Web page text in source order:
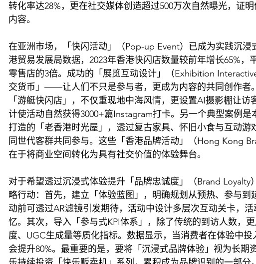
转化率达28%，更在社交媒体创造超过500万次自然曝光，证
内容。
在亚洲市场，「快闪活动」（Pop-up Event）已成为实践沉
港贸易发展局数据，2023年香港快闪店数量较前年增长65%，
零售店的3倍。成功的「展览互动设计」（Exhibition
交货币」——让人们不只是参与者，更成为内容的共同创作者
「游艇快闪店」，不仅重现地中海风情，更设置AI摄影棚让
计使活动自然获得3000+篇Instagram打卡。另一个典型案例
打造的「老香港时光屋」，透过复古家具、怀旧小食与互动游
同世代客群共同参与。这些「香港品牌活动」（Hong Kong
在于将商业空间转化为具有社交价值的体验舞台。
对于希望透过沉浸式体验提升「品牌忠诚度」（Brand
略行动：首先，建立「体验蓝图」，明确规划从预热、参与
动前可透过AR滤镜引发期待，活动中设计多层次互动关卡，
忆。其次，导入「参与式KPI体系」，除了传统的到访人数，
度、UGC生成量等质化指标。数据显示，当消费者在体验中
会提升80%。最重要的是，要将「沉浸式品牌体验」视为长期